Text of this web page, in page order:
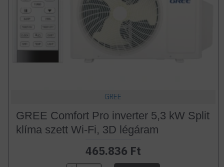
GREE
GREE Comfort Pro inverter 5,3 kW Split
klíma szett Wi-Fi, 3D légáram
465.836 Ft